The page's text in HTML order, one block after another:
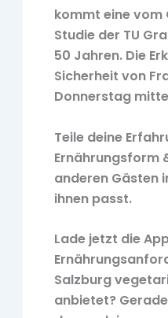
kommt eine
Studie der TU
50 Jahren. Die
Sicherheit von
Donnerstag
Teile deine
Ernährungsform
anderen Gästen
ihnen passt.
Lade jetzt die
Salzburg
anbietet?